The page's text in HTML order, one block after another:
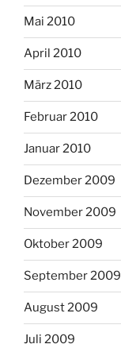
Mai 2010
April 2010
März 2010
Februar 2010
Januar 2010
Dezember 2009
November 2009
Oktober 2009
September 2009
August 2009
Juli 2009